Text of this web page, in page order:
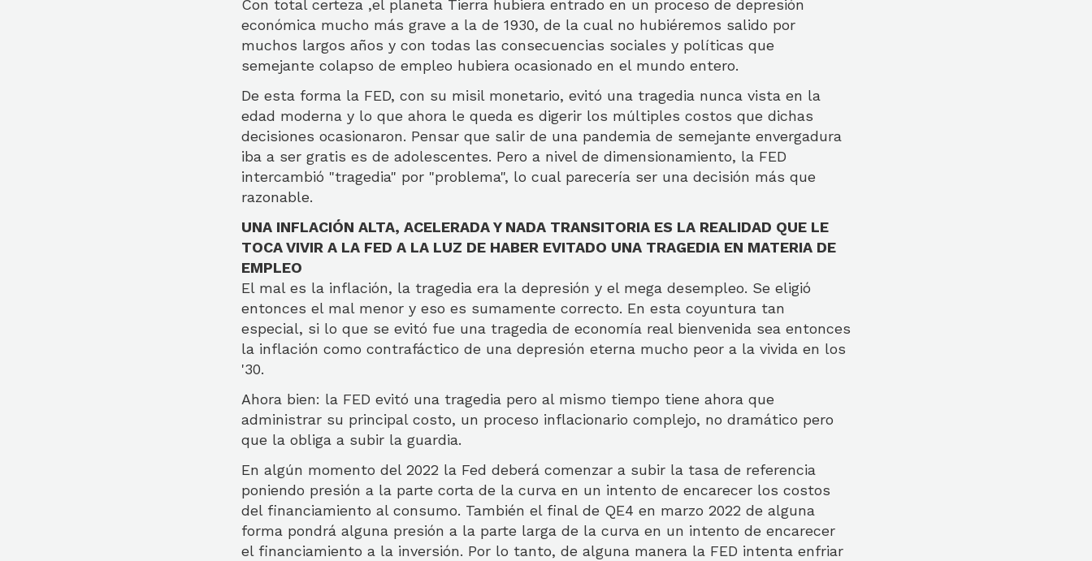
Con total certeza ,el planeta Tierra hubiera entrado en un proceso de depresión
económica mucho más grave a la de 1930, de la cual no hubiéremos salido por
muchos largos años y con todas las consecuencias sociales y políticas que
semejante colapso de empleo hubiera ocasionado en el mundo entero.
De esta forma la FED, con su misil monetario, evitó una tragedia nunca vista en la
edad moderna y lo que ahora le queda es digerir los múltiples costos que dichas
decisiones ocasionaron. Pensar que salir de una pandemia de semejante envergadura
iba a ser gratis es de adolescentes. Pero a nivel de dimensionamiento, la FED
intercambió "tragedia" por "problema", lo cual parecería ser una decisión más que
razonable.
UNA INFLACIÓN ALTA, ACELERADA Y NADA TRANSITORIA ES LA REALIDAD QUE LE
TOCA VIVIR A LA FED A LA LUZ DE HABER EVITADO UNA TRAGEDIA EN MATERIA DE
EMPLEO
El mal es la inflación, la tragedia era la depresión y el mega desempleo. Se eligió
entonces el mal menor y eso es sumamente correcto. En esta coyuntura tan
especial, si lo que se evitó fue una tragedia de economía real bienvenida sea entonces
la inflación como contrafáctico de una depresión eterna mucho peor a la vivida en los
'30.
Ahora bien: la FED evitó una tragedia pero al mismo tiempo tiene ahora que
administrar su principal costo, un proceso inflacionario complejo, no dramático pero
que la obliga a subir la guardia.
En algún momento del 2022 la Fed deberá comenzar a subir la tasa de referencia
poniendo presión a la parte corta de la curva en un intento de encarecer los costos
del financiamiento al consumo. También el final de QE4 en marzo 2022 de alguna
forma pondrá alguna presión a la parte larga de la curva en un intento de encarecer
el financiamiento a la inversión. Por lo tanto, de alguna manera la FED intenta enfriar